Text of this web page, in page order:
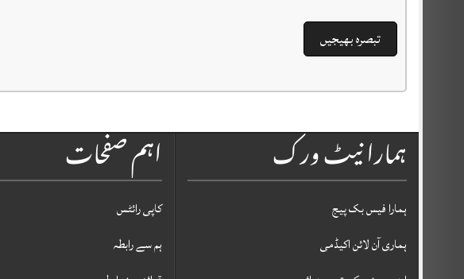
اہم صفحات
کاپی رائٹس
ہم سے رابطہ
ہمارا نیٹ ورک
ہمارا فیس بک پیج
ہماری آن لائن اکیڈمی